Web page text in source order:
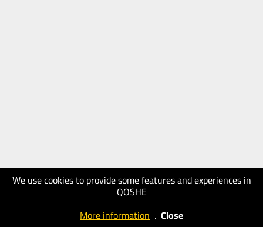
We use cookies to provide some features and experiences in
QOSHE
More information . Close